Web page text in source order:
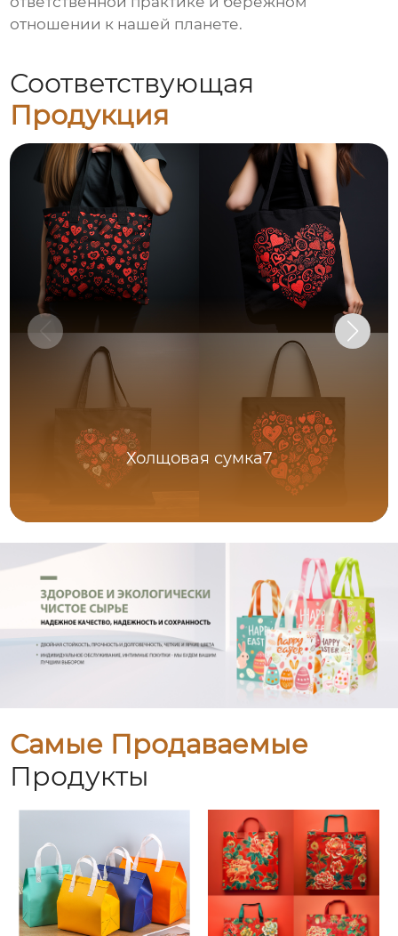
отношении к нашей планете.
Соответствующая
Продукция
Холщовая сумка7
Самые Продаваемые
Продукты